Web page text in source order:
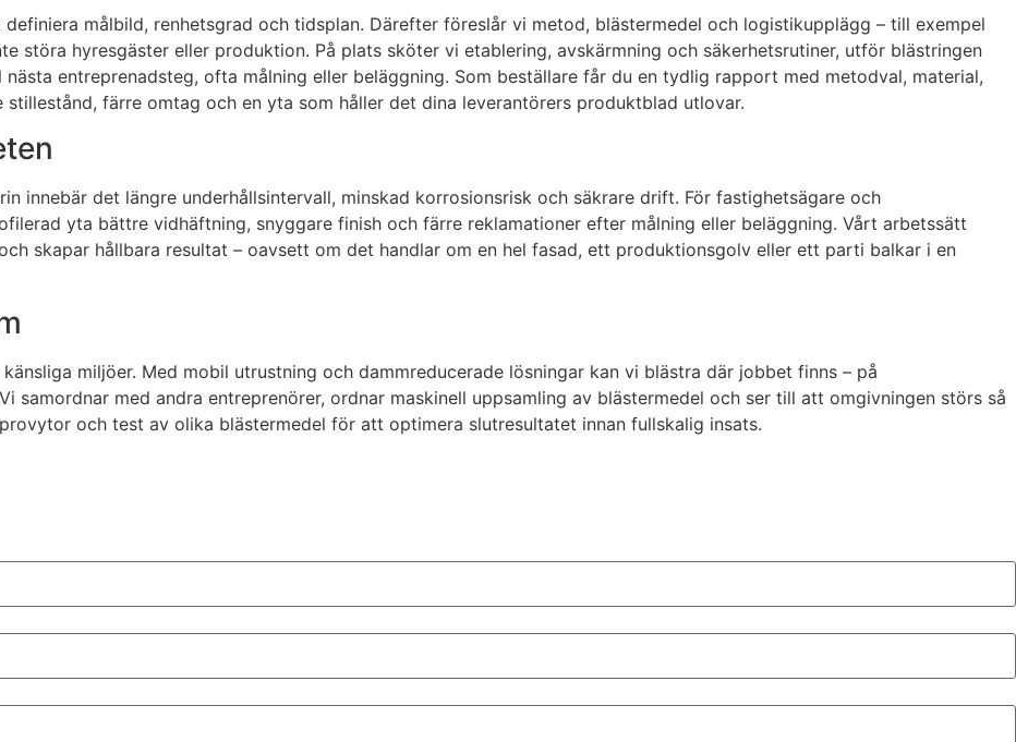
målbild, renhetsgrad och tidsplan. Därefter föreslår vi metod, blästermedel och logistikupplägg – till exempel
störa hyresgäster eller produktion. På plats sköter vi etablering, avskärmning och säkerhetsrutiner, utför blästringen
entreprenadsteg, ofta målning eller beläggning. Som beställare får du en tydlig rapport med metodval, material,
färre omtag och en yta som håller det dina leverantörers produktblad utlovar.
innebär det längre underhållsintervall, minskad korrosionsrisk och säkrare drift. För fastighetsägare och
yta bättre vidhäftning, snyggare finish och färre reklamationer efter målning eller beläggning. Vårt arbetssätt
skapar hållbara resultat – oavsett om det handlar om en hel fasad, ett produktionsgolv eller ett parti balkar i en
miljöer. Med mobil utrustning och dammreducerade lösningar kan vi blästra där jobbet finns – på
samordnar med andra entreprenörer, ordnar maskinell uppsamling av blästermedel och ser till att omgivningen störs så
och test av olika blästermedel för att optimera slutresultatet innan fullskalig insats.